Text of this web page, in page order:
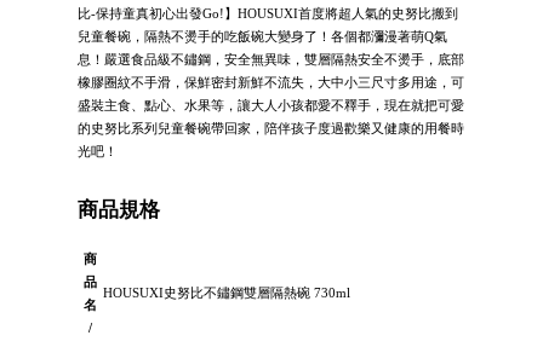
比-保持童真初心出發Go!】HOUSUXI首度將超人氣的史努比搬到
兒童餐碗，隔熱不燙手的吃飯碗大變身了！各個都瀰漫著萌Q氣
息！嚴選食品級不鏽鋼，安全無異味，雙層隔熱安全不燙手，底部
橡膠圈紋不手滑，保鮮密封新鮮不流失，大中小三尺寸多用途，可
盛裝主食、點心、水果等，讓大人小孩都愛不釋手，現在就把可愛
的史努比系列兒童餐碗帶回家，陪伴孩子度過歡樂又健康的用餐時
光吧！
商品規格
商
品
名
/
HOUSUXI史努比不鏽鋼雙層隔熱碗 730ml